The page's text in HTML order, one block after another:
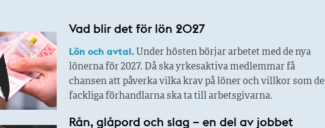
Vad blir det för lön 2027
Lön och avtal.Under hösten börjar arbetet med de nya
lönerna för 2027. Då ska yrkesaktiva medlemmar få
chansen att påverka vilka krav på löner och villkor som de
fackliga förhandlarna ska ta till arbetsgivarna.
Rån, glåpord och slag – en del av jobbet